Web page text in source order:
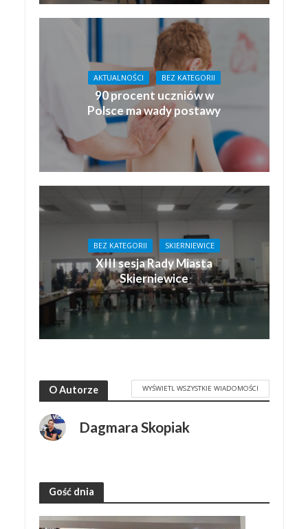
AKTUALNOŚCI BEZ KATEGORII
90 procent uczniów w
Polsce ma wady postawy
BEZ KATEGORII SKIERNIEWICE
XIII sesja Rady Miasta
Skierniewice
O Autorze WYŚWIETL WSZYSTKIE WIADOMOŚCI
Dagmara Skopiak
Gość dnia